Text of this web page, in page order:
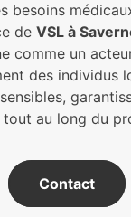
besoins
de VSL à
comme un
des individus
au long du
Contact